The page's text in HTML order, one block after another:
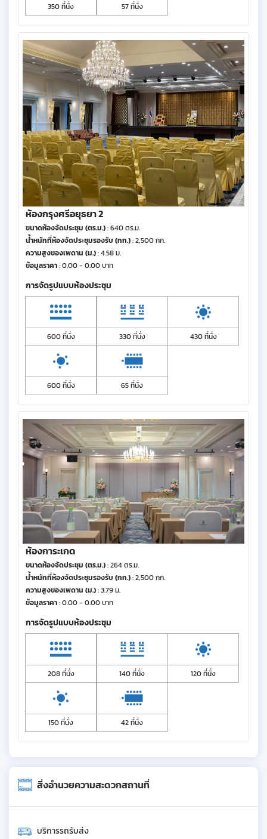
350 ที่นั่ง 57 ที่นั่ง
ห้องกรุงศรีอยุธยา 2
ขนาดห้องจัดประชุม (ตร.ม.): 640 ตร.ม.
น้ำหนักที่ห้องจัดประชุมรองรับ (กก.): 2,500 กก.
ความสูงของเพดาน (ม.): 4.58 ม.
ข้อมูลราคา: 0.00 - 0.00 บาท
การจัดรูปแบบห้องประชุม
600 ที่นั่ง 330 ที่นั่ง 430 ที่นั่ง
600 ที่นั่ง 65 ที่นั่ง
ห้องการะเกด
ขนาดห้องจัดประชุม (ตร.ม.): 264 ตร.ม.
น้ำหนักที่ห้องจัดประชุมรองรับ (กก.): 2,500 กก.
ความสูงของเพดาน (ม.): 3.79 ม.
ข้อมูลราคา: 0.00 - 0.00 บาท
การจัดรูปแบบห้องประชุม
208 ที่นั่ง 140 ที่นั่ง 120 ที่นั่ง
150 ที่นั่ง 42 ที่นั่ง
สิ่งอำนวยความสะดวกสถานที่
บริการรถรับส่ง